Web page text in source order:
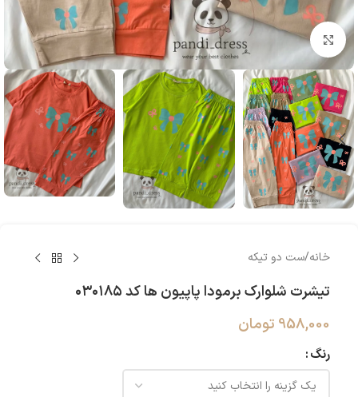
بزرگنمایی تصویر
خانه/ست دو تیکه
تیشرت شلوارک برمودا پاپیون ها کد ۰۳۰۱۸۵
958,000 تومان
رنگ